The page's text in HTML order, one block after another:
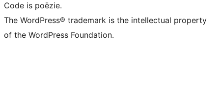
Code is poëzie.
The WordPress® trademark is the intellectual property
of the WordPress Foundation.